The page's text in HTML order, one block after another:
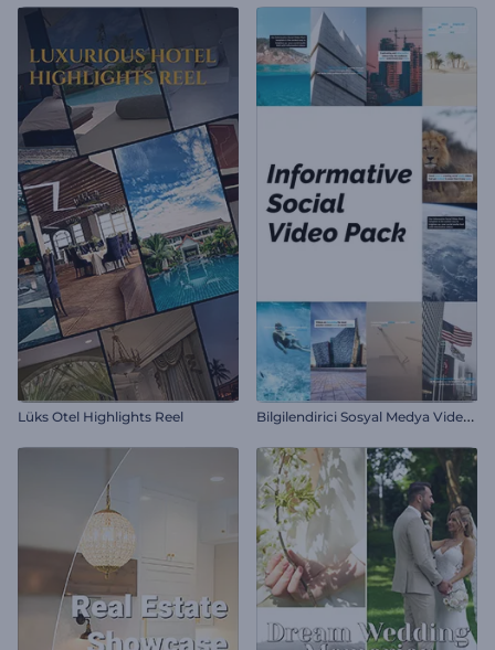
Lüks Otel Highlights Reel B
ilgilendirici Sosyal Medya Video Paketi